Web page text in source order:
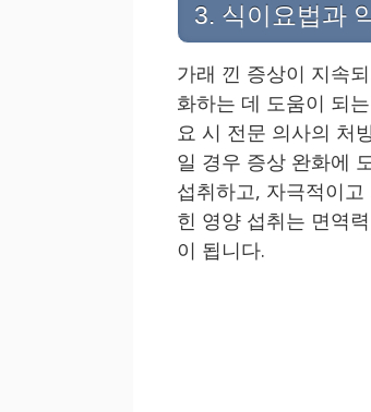
3. 식이요법과
가래 낀 증상이 지속
화하는 데 도움이 되
요 시 전문 의사의 처
일 경우 증상 완화에
섭취하고, 자극적이
힌 영양 섭취는 면역
이 됩니다.